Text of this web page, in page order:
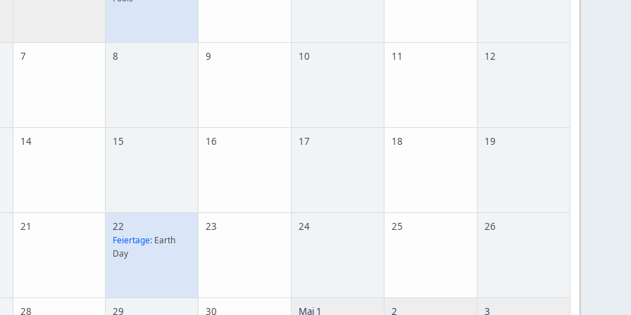
7 8 9 10 11 12
14 15 16 17 18 19
21 22
Feiertage: Earth
Day
23 24 25 26
28 29 30 Mai 1 2 3